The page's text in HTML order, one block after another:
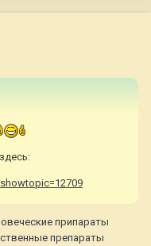
припараты
препараты